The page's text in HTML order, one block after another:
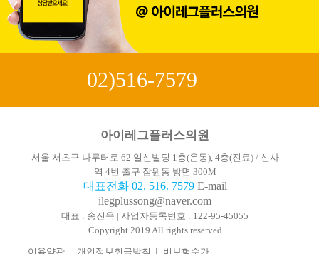
02)516-7579
아이레그플러스의원
서울 서초구 나루터로 62 일신빌딩 1층(운동), 4층(진료) / 신사
역 4번 출구 잠원동 방면 300M
대표전화 02. 516. 7579E-mail
ilegplussong@naver.com
대표 : 송진욱 | 사업자등록번호 : 122-95-45055
Copyright 2019 All rights reserved
이용약관 | 개인정보취급방침 | 비보험수가